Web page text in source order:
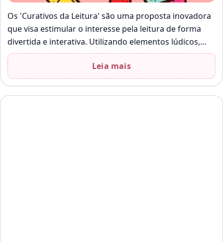
Os 'Curativos da Leitura' são uma proposta inovadora
que visa estimular o interesse pela leitura de forma
divertida e interativa. Utilizando elementos lúdicos,
essa abordagem busca envolver os…
Leia mais